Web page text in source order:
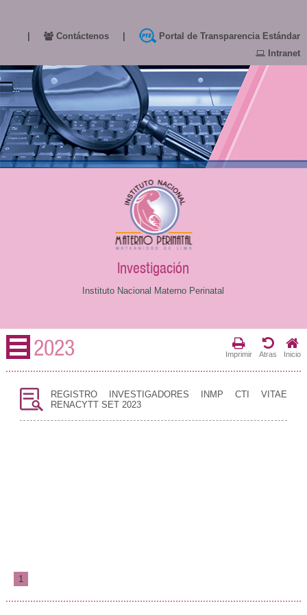
Portal de Transparencia Estándar
Contáctenos
Intranet
Investigación
Instituto Nacional Materno Perinatal
2023 Imprimir Atras Inicio
REGISTRO INVESTIGADORES INMP CTI VITAE
RENACYTT SET 2023
1